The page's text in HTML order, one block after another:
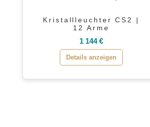
Kristallleuchter CS2 |
12 Arme
1 144 €
Details anzeigen